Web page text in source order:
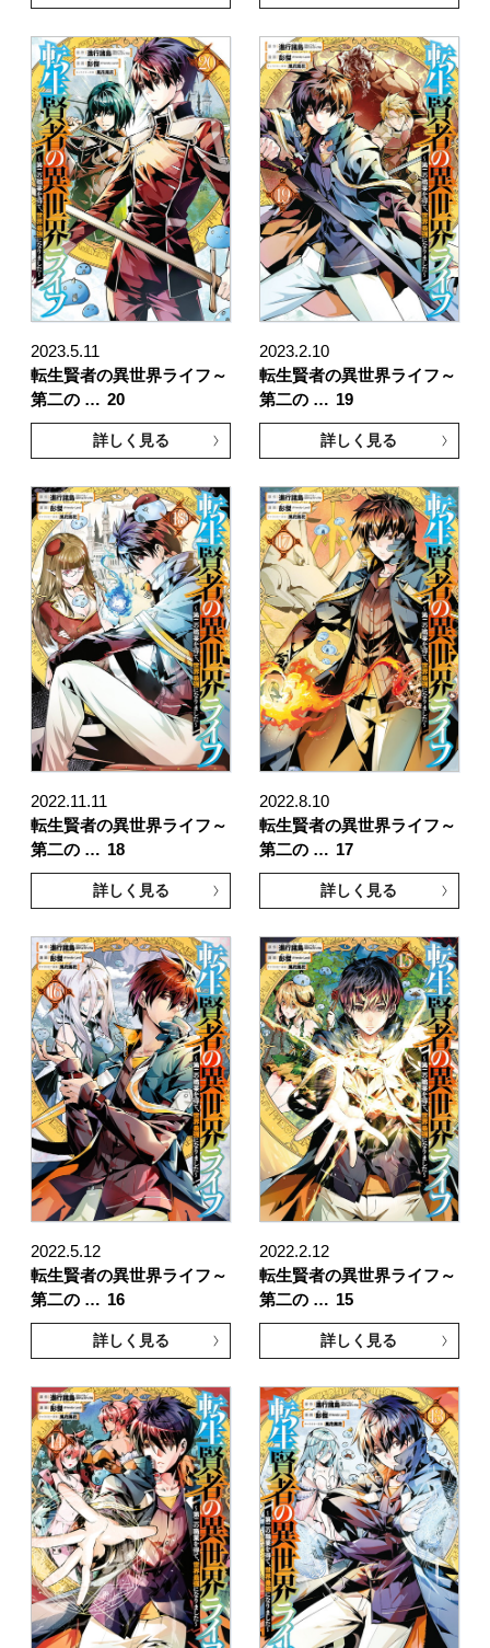
2023.5.11
転生賢者の異世界ライフ～
第二の … 20
詳しく見る
2023.2.10
転生賢者の異世界ライフ～
第二の … 19
詳しく見る
2022.11.11
転生賢者の異世界ライフ～
第二の … 18
詳しく見る
2022.8.10
転生賢者の異世界ライフ～
第二の … 17
詳しく見る
2022.5.12
転生賢者の異世界ライフ～
第二の … 16
詳しく見る
2022.2.12
転生賢者の異世界ライフ～
第二の … 15
詳しく見る